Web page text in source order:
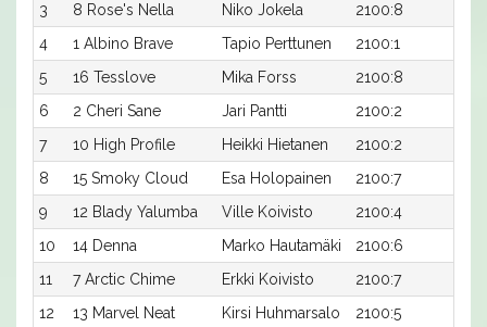
3
8 Rose's Nella Niko Jokela 2100:8
4
1 Albino Brave Tapio Perttunen 2100:1
5
16 Tesslove Mika Forss 2100:8
6
2 Cheri Sane Jari Pantti 2100:2
7
10 High Profile Heikki Hietanen 2100:2
8
15 Smoky Cloud Esa Holopainen 2100:7
9
12 Blady Yalumba Ville Koivisto 2100:4
10
14 Denna Marko Hautamäki 2100:6
11
7 Arctic Chime Erkki Koivisto 2100:7
12
13 Marvel Neat Kirsi Huhmarsalo 2100:5